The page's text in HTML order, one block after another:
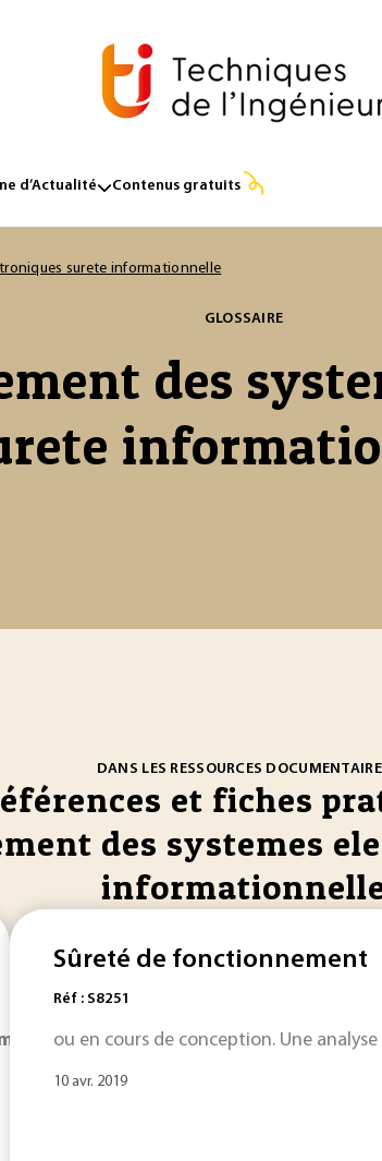
d’Actualité Contenus gratuits
surete informationnelle
GLOSSAIRE
des
DANS LES RESSOURCES
et fiches
des systemes
redondants peuventfonctionneren
Sûreté de fonctionnement
Réf : S8251
ou en cours de conception. Une analyse
10 avr. 2019